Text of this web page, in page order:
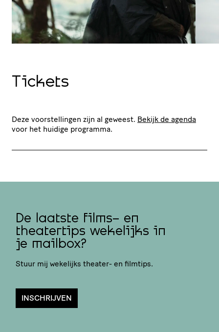
Tickets
Deze voorstellingen zijn al geweest. Bekijk de agenda
voor het huidige programma.
De laatste films- en
theatertips wekelijks in
je mailbox?
Stuur mij wekelijks theater- en filmtips.
INSCHRIJVEN